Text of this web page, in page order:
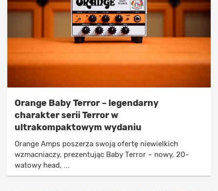
Orange Baby Terror – legendarny
charakter serii Terror w
ultrakompaktowym wydaniu
Orange Amps poszerza swoją ofertę niewielkich
wzmacniaczy, prezentując Baby Terror – nowy, 20-
watowy head, ...